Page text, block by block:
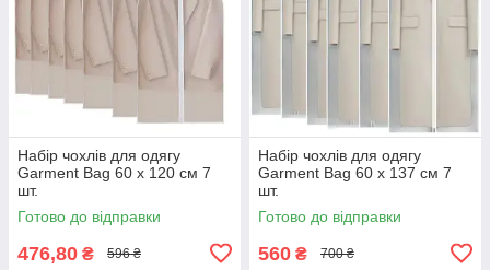
Набір чохлів для одягу
Garment Bag 60 х 120 см 7
шт.
Готово до відправки
476,80 ₴ 596 ₴
Набір чохлів для одягу
Garment Bag 60 х 137 см 7
шт.
Готово до відправки
560 ₴ 700 ₴